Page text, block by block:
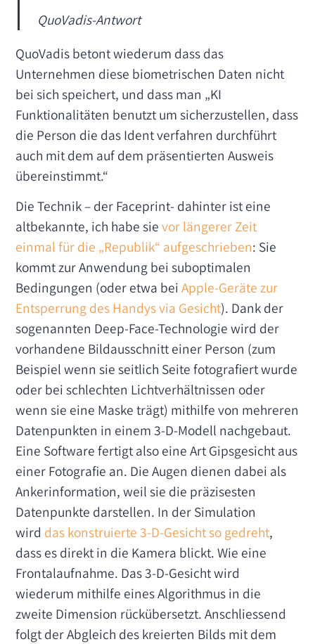
QuoVadis-Antwort
QuoVadis betont wiederum dass das
Unternehmen diese biometrischen Daten nicht
bei sich speichert, und dass man „KI
Funktionalitäten benutzt um sicherzustellen, dass
die Person die das Ident verfahren durchführt
auch mit dem auf dem präsentierten Ausweis
übereinstimmt.“
Die Technik – der Faceprint- dahinter ist eine
altbekannte, ich habe sievor längerer Zeit
einmal für die „Republik“ aufgeschrieben: Sie
kommt zur Anwendung bei suboptimalen
Bedingungen (oder etwa beiApple-Geräte zur
Entsperrung des Handys via Gesicht). Dank der
sogenannten Deep-Face-Technologie wird der
vorhandene Bildausschnitt einer Person (zum
Beispiel wenn sie seitlich Seite fotografiert wurde
oder bei schlechten Lichtverhältnissen oder
wenn sie eine Maske trägt) mithilfe von mehreren
Datenpunkten in einem 3-D-Modell nachgebaut.
Eine Software fertigt also eine Art Gipsgesicht aus
einer Fotografie an. Die Augen dienen dabei als
Ankerinformation, weil sie die präzisesten
Datenpunkte darstellen. In der Simulation
wird das konstruierte 3-D-Gesicht so gedreht,
dass es direkt in die Kamera blickt. Wie eine
Frontalaufnahme. Das 3-D-Gesicht wird
wiederum mithilfe eines Algorithmus in die
zweite Dimension rückübersetzt. Anschliessend
folgt der Abgleich des kreierten Bilds mit dem